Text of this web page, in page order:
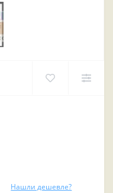
Нашли дешевле?